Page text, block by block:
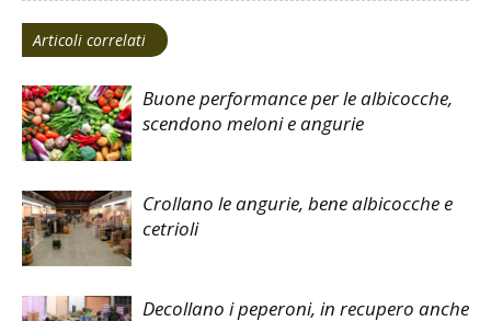
Articoli correlati
Buone performance per le albicocche,
scendono meloni e angurie
Crollano le angurie, bene albicocche e
cetrioli
Decollano i peperoni, in recupero anche